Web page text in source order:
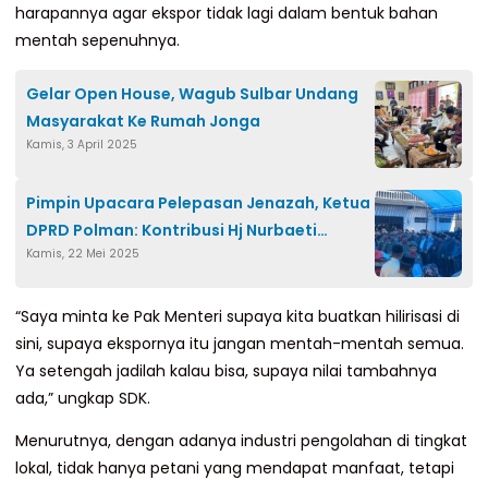
harapannya agar ekspor tidak lagi dalam bentuk bahan
mentah sepenuhnya.
Gelar Open House, Wagub Sulbar Undang
Masyarakat Ke Rumah Jonga
Kamis, 3 April 2025
Pimpin Upacara Pelepasan Jenazah, Ketua
DPRD Polman: Kontribusi Hj Nurbaeti
Sangat Besar Untuk Polman
Kamis, 22 Mei 2025
“Saya minta ke Pak Menteri supaya kita buatkan hilirisasi di
sini, supaya ekspornya itu jangan mentah-mentah semua.
Ya setengah jadilah kalau bisa, supaya nilai tambahnya
ada,” ungkap SDK.
Menurutnya, dengan adanya industri pengolahan di tingkat
lokal, tidak hanya petani yang mendapat manfaat, tetapi